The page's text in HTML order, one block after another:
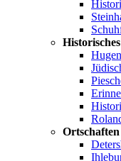
Historisches
Ortschaften